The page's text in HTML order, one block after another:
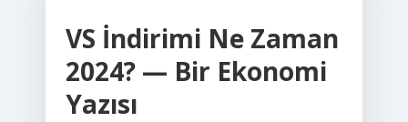
VS İndirimi Ne Zaman
2024? — Bir Ekonomi
Yazısı